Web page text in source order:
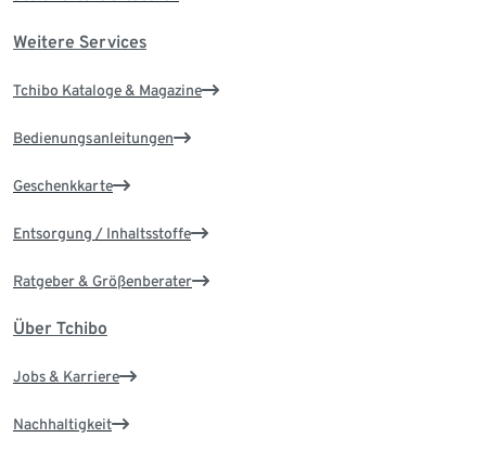
Weitere Services
Tchibo Kataloge & Magazine
Bedienungsanleitungen
Geschenkkarte
Entsorgung / Inhaltsstoffe
Ratgeber & Größenberater
Über Tchibo
Jobs & Karriere
Nachhaltigkeit